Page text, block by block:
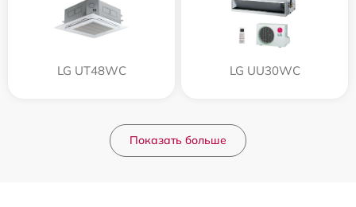
LG UT48WC LG UU30WC
Показать больше